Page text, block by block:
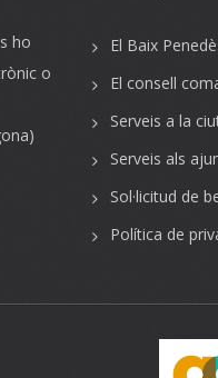
ho
o
El Baix
El consell
Serveis a la
Serveis als
Sol·licitud de
Política de